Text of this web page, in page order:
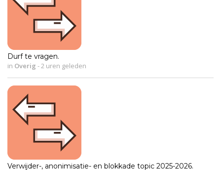
Durf te vragen.
in Overig -2 uren geleden
Verwijder-, anonimisatie- en blokkade topic 2025-2026.